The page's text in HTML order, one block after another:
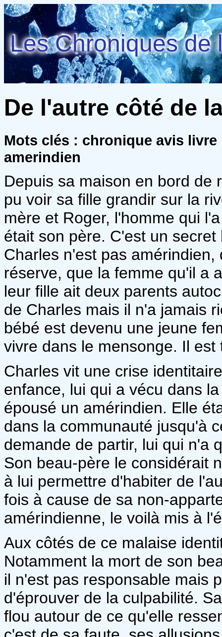
Les Chroniques de
De l'autre côté de
Mots clés : chronique avis
amerindien
Depuis sa maison en bord de
pu voir sa fille grandir sur la
mère et Roger, l'homme qui
était son père. C'est un
Charles n'est pas
réserve, que la femme qu'il a
leur fille ait deux parents
de Charles mais il n'a jamais
bébé est devenu une jeune
vivre dans le mensonge. Il
Charles vit une crise
enfance, lui qui a vécu dans
épousé un amérindien. Elle
dans la communauté jusqu'à
demande de partir, lui qui n'a
Son beau-père le considérait
à lui permettre d'habiter de
fois à cause de sa non-
amérindienne, le voilà mis à
Aux côtés de ce malaise
Notamment la mort de son
il n'est pas responsable mais
d'éprouver de la culpabilité.
flou autour de ce qu'elle